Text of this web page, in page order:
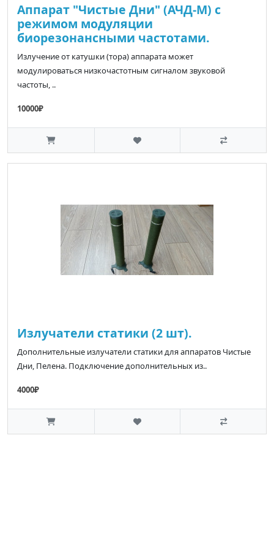
Аппарат "Чистые Дни" (АЧД-М) с
режимом модуляции
биорезонансными частотами.
Излучение от катушки (тора) аппарата может
модулироваться низкочастотным сигналом звуковой
частоты, ..
10000₽
Излучатели статики (2 шт).
Дополнительные излучатели статики для аппаратов Чистые
Дни, Пелена. Подключение дополнительных из..
4000₽